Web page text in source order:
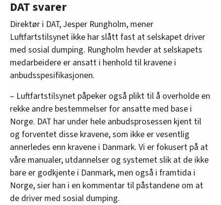
oversikten lengre ned på denne siden.
DAT svarer
Direktør i DAT, Jesper Rungholm, mener
Luftfartstilsynet ikke har slått fast at selskapet driver
med sosial dumping. Rungholm hevder at selskapets
medarbeidere er ansatt i henhold til kravene i
anbudsspesifikasjonen.
– Luftfartstilsynet påpeker også plikt til å overholde en
rekke andre bestemmelser for ansatte med base i
Norge. DAT har under hele anbudsprosessen kjent til
og forventet disse kravene, som ikke er vesentlig
annerledes enn kravene i Danmark. Vi er fokusert på at
våre manualer, utdannelser og systemet slik at de ikke
bare er godkjente i Danmark, men også i framtida i
Norge, sier han i en kommentar til påstandene om at
de driver med sosial dumping.